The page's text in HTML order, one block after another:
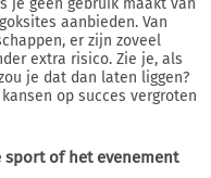
je geen gebruik maakt van
aanbieden. Van
er zijn zoveel
extra risico. Zie je, als
je dat dan laten liggen?
op succes vergroten
sport of het evenement